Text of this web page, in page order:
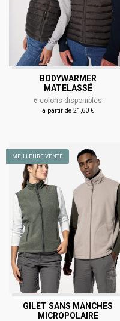
BODYWARMER
MATELASSÉ
6 coloris disponibles
à partir de 21,60 €
MEILLEURE VENTE
GILET SANS MANCHES
MICROPOLAIRE